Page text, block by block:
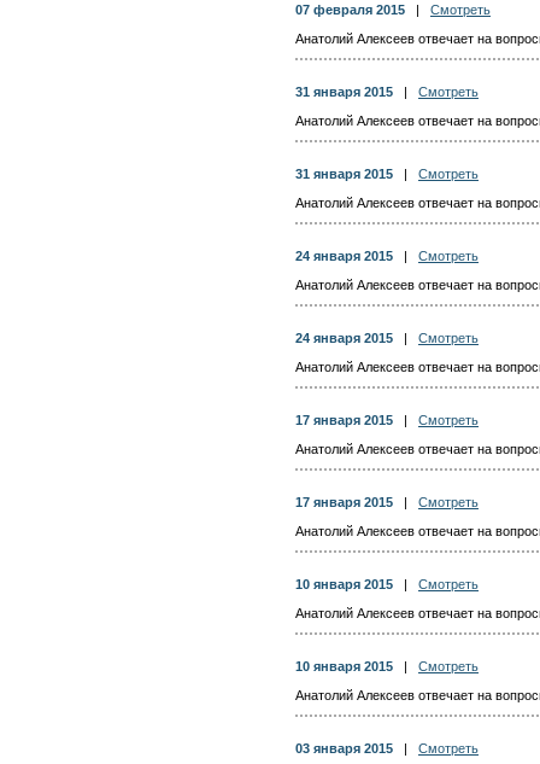
07 февраля 2015
Смотреть
Анатолий Алексеев отвечает на
31 января 2015
Смотреть
Анатолий Алексеев отвечает на
31 января 2015
Смотреть
Анатолий Алексеев отвечает на
24 января 2015
Смотреть
Анатолий Алексеев отвечает на
24 января 2015
Смотреть
Анатолий Алексеев отвечает на
17 января 2015
Смотреть
Анатолий Алексеев отвечает на
17 января 2015
Смотреть
Анатолий Алексеев отвечает на
10 января 2015
Смотреть
Анатолий Алексеев отвечает на
10 января 2015
Смотреть
Анатолий Алексеев отвечает на
03 января 2015 Смотреть